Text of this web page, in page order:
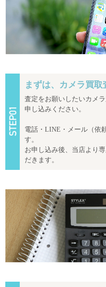
まずは、カメラ買
査定をお願いしたいカメ
申し込みください。
電話・LINE・メール（依
す。
お申し込み後、当店より
だきます。